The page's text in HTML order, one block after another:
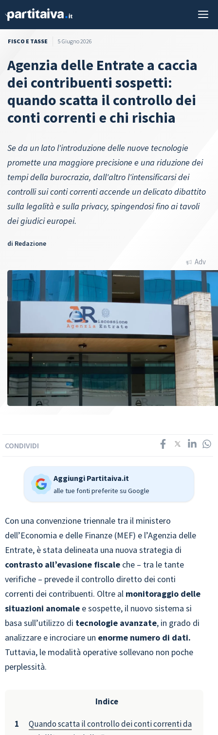
FISCO E TASSE 5 Giugno 2026
Agenzia delle Entrate a caccia
dei contribuenti sospetti:
quando scatta il controllo dei
conti correnti e chi rischia
Se da un lato l'introduzione delle nuove tecnologie
promette una maggiore precisione e una riduzione dei
tempi della burocrazia, dall'altro l'intensificarsi dei
controlli sui conti correnti accende un delicato dibattito
sulla legalità e sulla privacy, spingendosi fino ai tavoli
dei giudici europei.
di Redazione
Adv
CONDIVIDI
Aggiungi Partitaiva.it
alle tue fonti preferite su Google
Con una convenzione triennale tra il ministero
dell’Economia e delle Finanze (MEF) e l’Agenzia delle
Entrate, è stata delineata una nuova strategia di
contrasto all’evasione fiscale che – tra le tante
verifiche – prevede il controllo diretto dei conti
correnti dei contribuenti. Oltre al monitoraggio delle
situazioni anomale e sospette, il nuovo sistema si
basa sull’utilizzo di tecnologie avanzate, in grado di
analizzare e incrociare un enorme numero di dati.
Tuttavia, le modalità operative sollevano non poche
perplessità.
Indice
Quando scatta il controllo dei conti correnti da